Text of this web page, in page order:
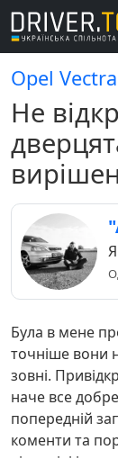
Opel
Не
Була в мене
точніше вони
зовні.
наче все
попередній
коменти та